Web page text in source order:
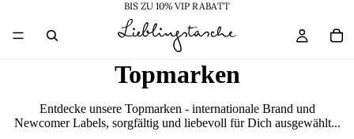
BIS ZU 10% VIP RABATT
Topmarken
Entdecke unsere Topmarken - internationale Brand und
Newcomer Labels, sorgfältig und liebevoll für Dich ausgewählt...